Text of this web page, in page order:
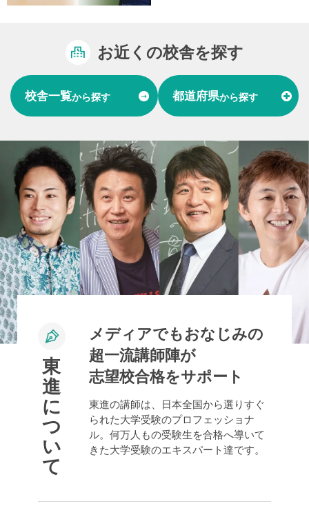
お近くの校舎を探す
校舎一覧から探す 都道府県から探す
東海 愛知県 岐阜県
関西 大阪府 兵庫県
中国 山口県
九州 福岡県 熊本県 長崎県
東
進
に
つ
い
て
メディアでもおなじみの
超一流講師陣が
志望校合格をサポート
東進の講師は、日本全国から選りすぐ
られた大学受験のプロフェッショナ
ル。何万人もの受験生を合格へ導いて
きた大学受験のエキスパート達です。